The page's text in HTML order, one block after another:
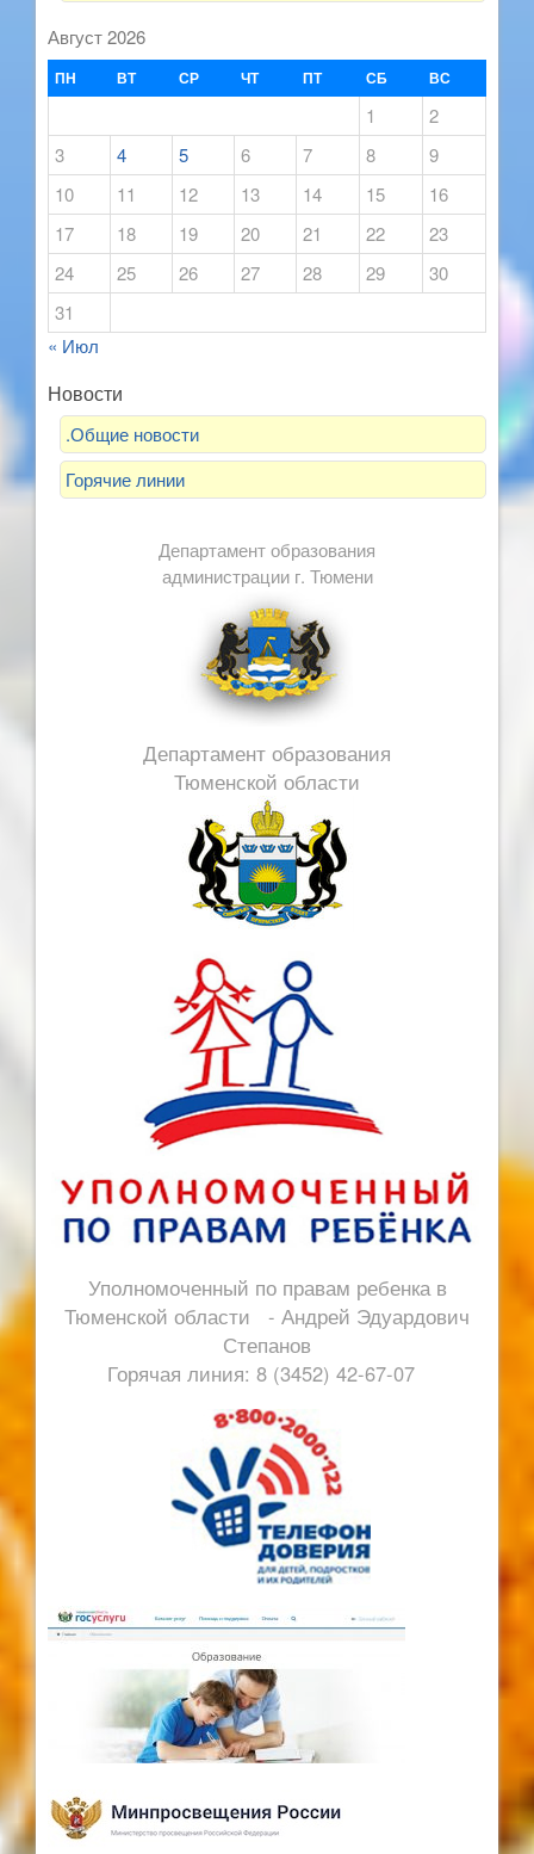
Август 2026
ПН ВТ СР ЧТ ПТ СБ ВС
1
2
3
4 5 6 7 8
9
10
11 12 13 14 15
16
17
18 19 20 21 22
23
24
25 26 27 28 29
30
31
« Июл
Новости
.Общие новости
Горячие линии
Департамент образования
администрации г. Тюмени
Департамент образования
Тюменской области
Уполномоченный по правам ребенка в
Тюменской области - Андрей Эдуардович
Степанов
Горячая линия: 8 (3452) 42-67-07